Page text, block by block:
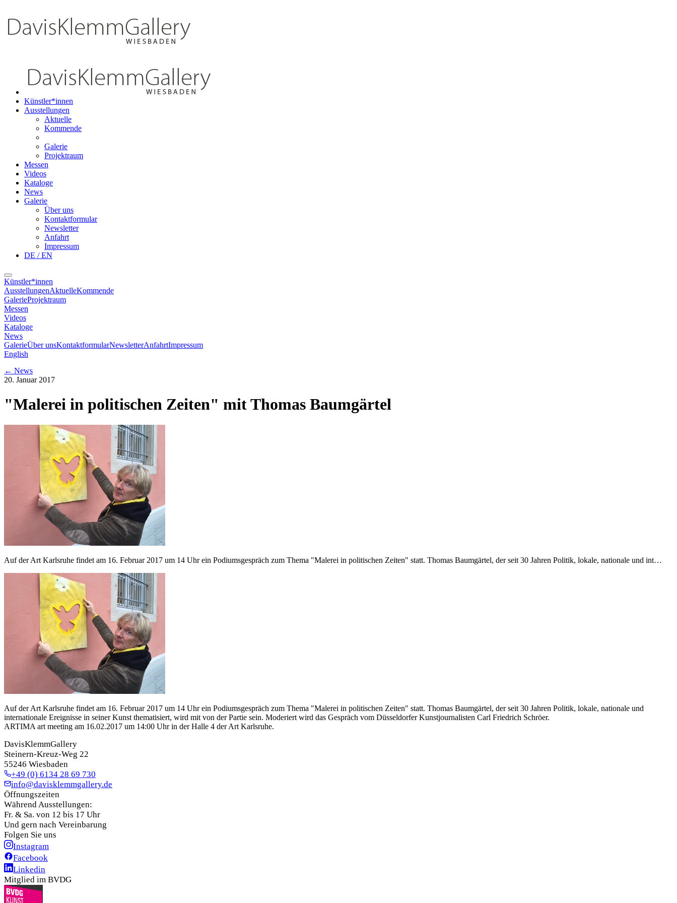
Künstler*innen
Ausstellungen
Aktuelle
Kommende
Galerie
Projektraum
Messen
Videos
Kataloge
News
Galerie
Über uns
Kontaktformular
Newsletter
Anfahrt
Impressum
DE / EN
Künstler*innen
AusstellungenAktuelleKommende
GalerieProjektraum
Messen
Videos
Kataloge
News
GalerieÜber unsKontaktformularNewsletterAnfahrtImpressum
English
← News
20. Januar 2017
"Malerei in politischen Zeiten" mit Thomas Baumgärtel
Auf der Art Karlsruhe findet am 16. Februar 2017 um 14 Uhr ein Podiumsgespräch zum Thema "Malerei in politischen Zeiten" statt. Thomas Baumgärtel, der seit 30 Jahren Politik, lokale, nationale und int…
Auf der Art Karlsruhe findet am 16. Februar 2017 um 14 Uhr ein Podiumsgespräch zum Thema "Malerei in politischen Zeiten" statt. Thomas Baumgärtel, der seit 30 Jahren Politik, lokale, nationale und
internationale Ereignisse in seiner Kunst thematisiert, wird mit von der Partie sein. Moderiert wird das Gespräch vom Düsseldorfer Kunstjournalisten Carl Friedrich Schröer.
ARTIMA art meeting am 16.02.2017 um 14:00 Uhr in der Halle 4 der Art Karlsruhe.
DavisKlemmGallery
Steinern-Kreuz-Weg 22
55246 Wiesbaden
+49 (0) 6134 28 69 730
info@davisklemmgallery.de
Öffnungszeiten
Während Ausstellungen:
Fr. & Sa. von 12 bis 17 Uhr
Und gern nach Vereinbarung
Folgen Sie uns
Instagram
Facebook
Linkedin
Mitglied im BVDG